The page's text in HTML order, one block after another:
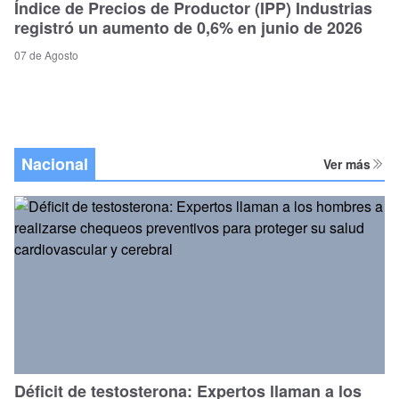
Índice de Precios de Productor (IPP) Industrias
registró un aumento de 0,6% en junio de 2026
07 de Agosto
Nacional Ver más
Déficit de testosterona: Expertos llaman a los